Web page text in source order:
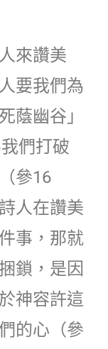
來讚美
要我們為
蔭幽谷」
們打破
參16
人在讚美
事，那就
鎖，是因
神容許這
的心（參